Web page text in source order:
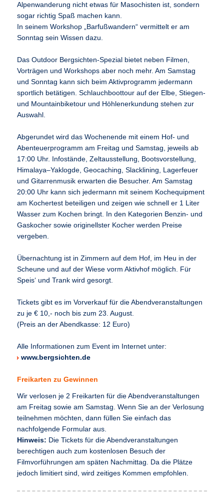
Alpenwanderung nicht etwas für Masochisten ist, sondern
sogar richtig Spaß machen kann.
In seinem Workshop „Barfußwandern“ vermittelt er am
Sonntag sein Wissen dazu.
Das Outdoor Bergsichten-Spezial bietet neben Filmen,
Vorträgen und Workshops aber noch mehr. Am Samstag
und Sonntag kann sich beim Aktivprogramm jedermann
sportlich betätigen. Schlauchboottour auf der Elbe, Stiegen-
und Mountainbiketour und Höhlenerkundung stehen zur
Auswahl.
Abgerundet wird das Wochenende mit einem Hof- und
Abenteuerprogramm am Freitag und Samstag, jeweils ab
17:00 Uhr. Infostände, Zeltausstellung, Bootsvorstellung,
Himalaya–Yaklogde, Geocaching, Slacklining, Lagerfeuer
und Gitarrenmusik erwarten die Besucher. Am Samstag
20:00 Uhr kann sich jedermann mit seinem Kochequipment
am Kochertest beteiligen und zeigen wie schnell er 1 Liter
Wasser zum Kochen bringt. In den Kategorien Benzin- und
Gaskocher sowie originellster Kocher werden Preise
vergeben.
Übernachtung ist in Zimmern auf dem Hof, im Heu in der
Scheune und auf der Wiese vorm Aktivhof möglich. Für
Speis‘ und Trank wird gesorgt.
Tickets gibt es im Vorverkauf für die Abendveranstaltungen
zu je € 10,- noch bis zum 23. August.
(Preis an der Abendkasse: 12 Euro)
Alle Informationen zum Event im Internet unter:
www.bergsichten.de
Freikarten zu Gewinnen
Wir verlosen je 2 Freikarten für die Abendveranstaltungen
am Freitag sowie am Samstag. Wenn Sie an der Verlosung
teilnehmen möchten, dann füllen Sie einfach das
nachfolgende Formular aus.
Hinweis: Die Tickets für die Abendveranstaltungen
berechtigen auch zum kostenlosen Besuch der
Filmvorführungen am späten Nachmittag. Da die Plätze
jedoch limitiert sind, wird zeitiges Kommen empfohlen.